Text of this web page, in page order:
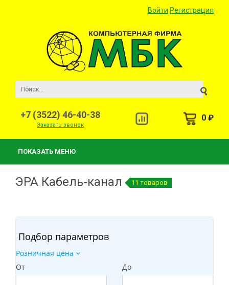
Войти Регистрация
+7 (3522) 46-40-38
Заказать звонок
0 ₽
ПОКАЗАТЬ МЕНЮ
ЭРА Кабель-канал 11 товаров
Подбор параметров
Розничная цена
От
До